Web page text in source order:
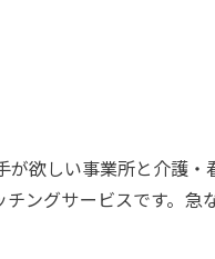
欲しい事業所と介護
ングサービスです。